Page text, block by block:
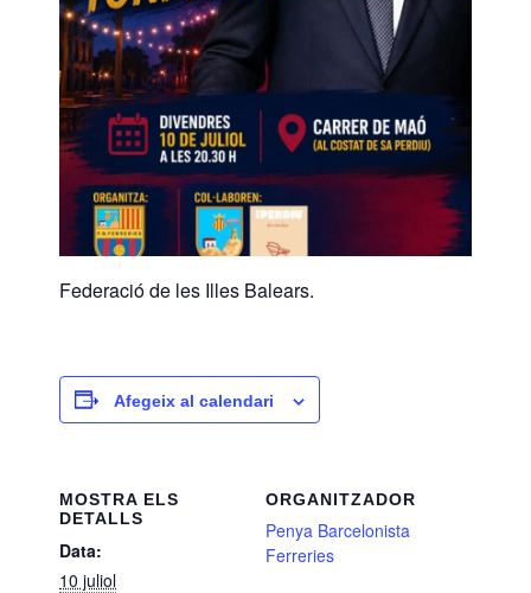
Federació de les Illes Balears.
Afegeix al calendari
MOSTRA ELS
DETALLS
Data:
10 juliol
ORGANITZADOR
Penya Barcelonista
Ferreries